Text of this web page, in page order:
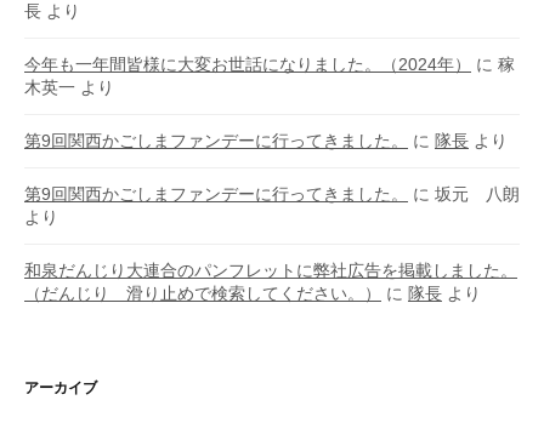
長 より
今年も一年間皆様に大変お世話になりました。（2024年） に 稼
木英一 より
第9回関西かごしまファンデーに行ってきました。 に 隊長 より
第9回関西かごしまファンデーに行ってきました。 に 坂元 八朗
より
和泉だんじり大連合のパンフレットに弊社広告を掲載しました。
（だんじり 滑り止めで検索してください。）
に 隊長 より
アーカイブ